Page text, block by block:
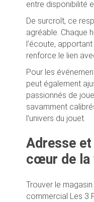
entre disponibilité
De surcroît, ce
agréable. Chaque
l’écoute,
renforce le lien
Pour les
peut également
passionnés de
savamment
l’univers du jouet.
Adresse
cœur de la
Trouver le
commercial Les 3